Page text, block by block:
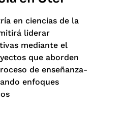
en ciencias de la
liderar
mediante el
que aborden
de enseñanza-
enfoques